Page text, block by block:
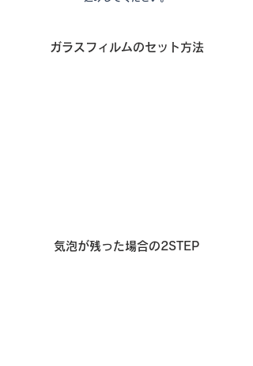
ガラスフィルムのセット方法
気泡が残った場合の2STEP